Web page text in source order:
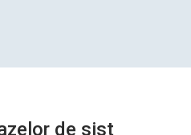
de sist